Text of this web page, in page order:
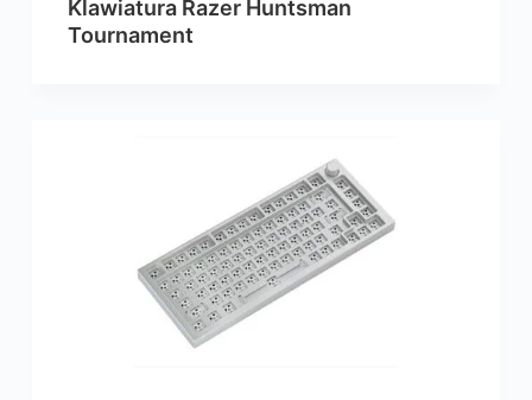
Klawiatura Razer Huntsman
Tournament